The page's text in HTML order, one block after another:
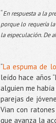
“En respuesta a la
porque lo requería la
la especulación. De
“La espuma de
leído hace años
alguien me
parejas de
Vian con
que avanza la